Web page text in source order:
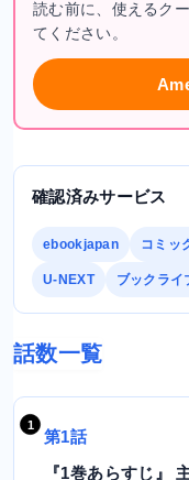
読む前に、使えるク
てください。
確認済みサービス
ebookjapan コミッ
U-NEXT ブックライ
話数一覧
第1話
『1巻あらすじ』